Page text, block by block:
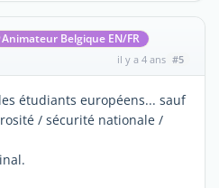
Animateur Belgique EN/FR
il y a 4 ans #5
étudiants européens... sauf
/ sécurité nationale /